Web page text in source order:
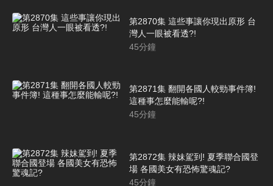
第2870集 這些事讓你現出原形 台
灣人一眼被看透?!
45分鐘
第2871集 翻開各國人較勁事件簿!
這種事怎麼能輸呢?!
45分鐘
第2872集 辣妹駕到! 夏季聯合國登
場 各國美女有恐怖驚魂記?
45分鐘